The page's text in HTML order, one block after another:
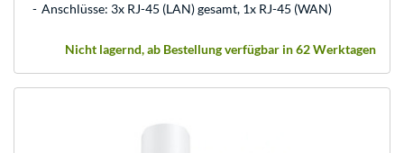
Anschlüsse: 3x RJ-45 (LAN) gesamt, 1x RJ-45 (WAN)
Nicht lagernd, ab Bestellung verfügbar in 62 Werktagen